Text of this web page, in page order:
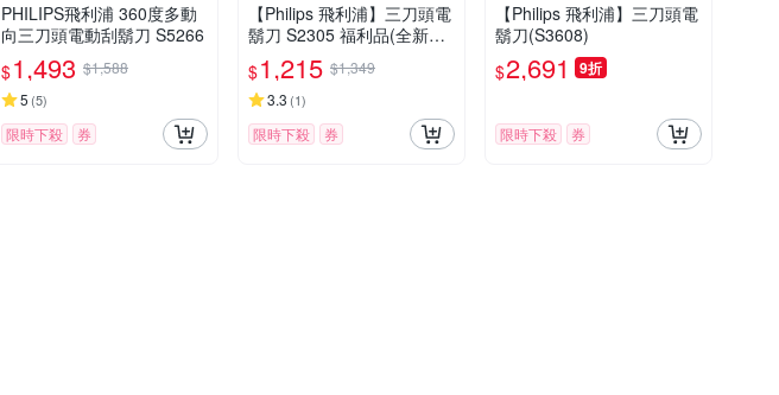
PHILIPS飛利浦 360度多動
向三刀頭電動刮鬍刀 S5266
$1,493 $1,588
5 (5)
限時下殺 券
【Philips 飛利浦】三刀頭電
鬍刀 S2305 福利品(全新品
外盒凹損)
$1,215 $1,349
3.3 (1)
限時下殺 券
【Philips 飛利浦】三刀頭電
鬍刀(S3608)
$2,691 9折
限時下殺 券